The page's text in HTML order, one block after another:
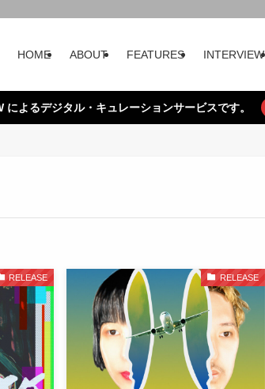
HOME ABOUT FEATURES INTERVIEW
よるデジタル・キュレーションサービスです。
RELEASE RELEASE